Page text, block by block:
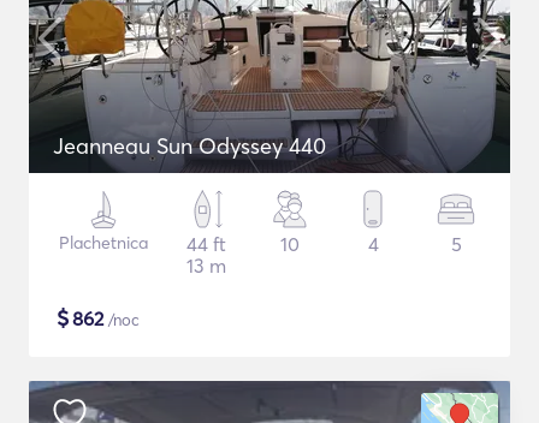
Jeanneau Sun Odyssey 440
Plachetnica
44 ft
13 m
10 4 5
$862/noc